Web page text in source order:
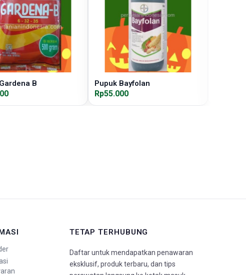
B Pupuk Bayfolan
Rp55.000
TETAP TERHUBUNG
Daftar untuk mendapatkan penawaran
eksklusif, produk terbaru, dan tips